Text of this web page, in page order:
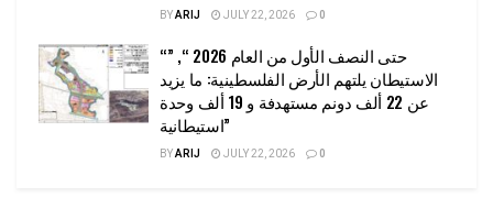
BYARIJ JULY 22, 2026 0
“حتى النصف الأول من العام 2026 “, ”
الاستيطان يلتهم الأرض الفلسطينية: ما يزيد
عن 22 ألف دونم مستهدفة و 19 ألف وحدة
استيطانية”
BYARIJ JULY 22, 2026 0